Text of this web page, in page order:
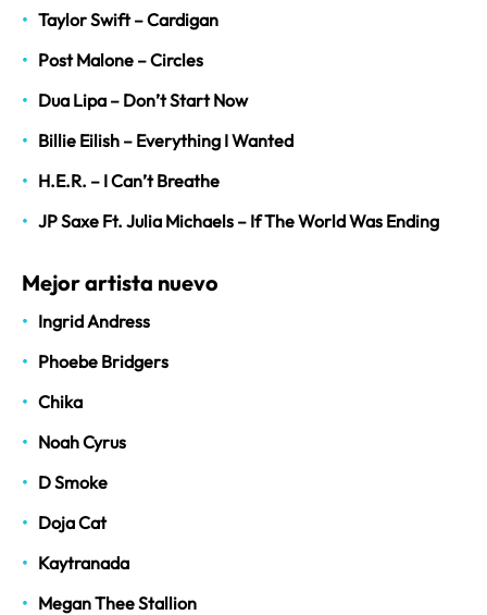
Taylor Swift – Cardigan
Post Malone – Circles
Dua Lipa – Don’t Start Now
Billie Eilish – Everything I Wanted
H.E.R. – I Can’t Breathe
JP Saxe Ft. Julia Michaels – If The World Was Ending
Mejor artista nuevo
Ingrid Andress
Phoebe Bridgers
Chika
Noah Cyrus
D Smoke
Doja Cat
Kaytranada
Megan Thee Stallion